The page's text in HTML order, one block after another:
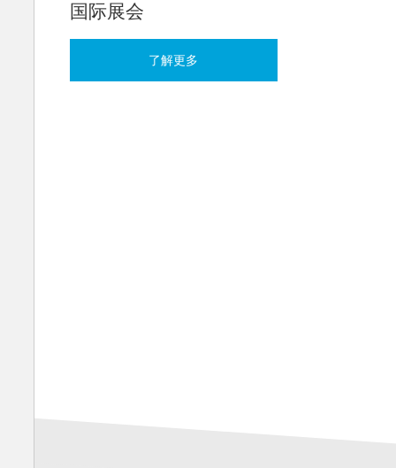
国际展会
了解更多